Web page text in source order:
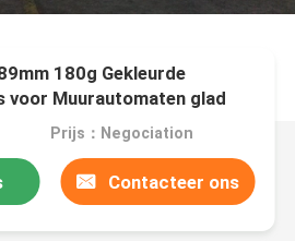
180g Gekleurde
voor Muurautomaten glad
Prijs：Negociation
Contacteer ons